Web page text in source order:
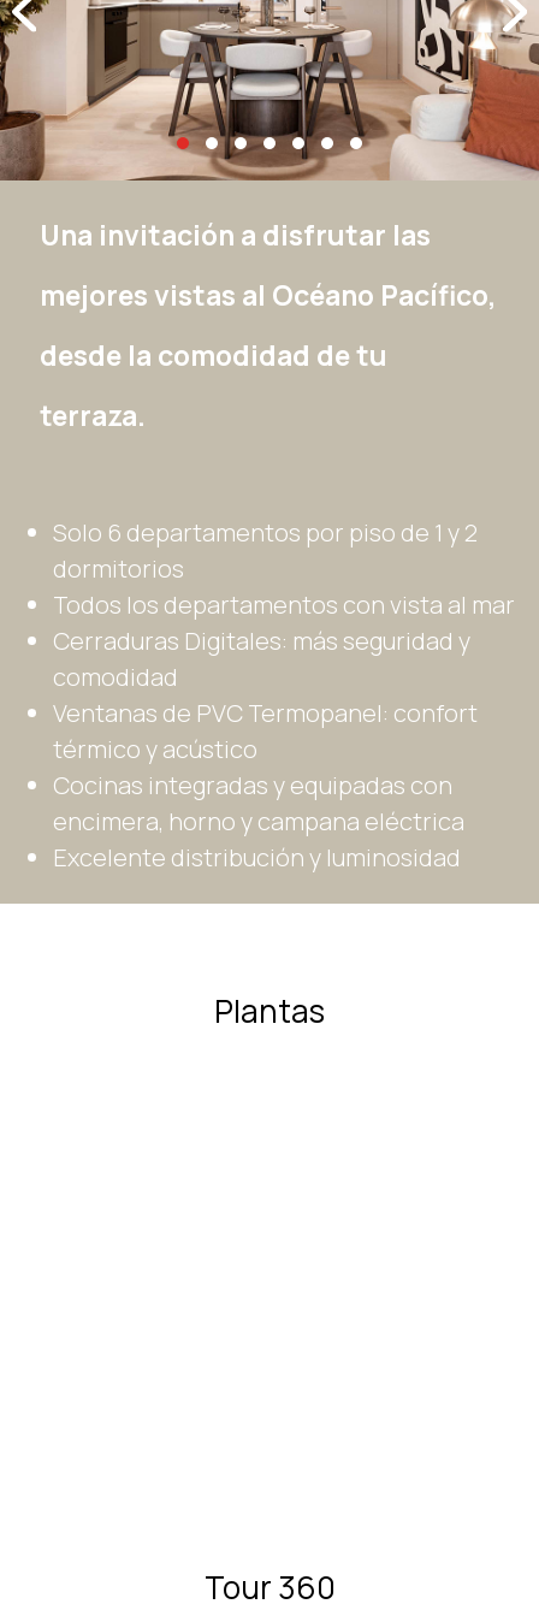
Una invitación a disfrutar las
mejores vistas al Océano Pacífico,
desde la comodidad de tu
terraza.
Solo 6 departamentos por piso de 1 y 2
dormitorios
Todos los departamentos con vista al mar
Cerraduras Digitales: más seguridad y
comodidad
Ventanas de PVC Termopanel: confort
térmico y acústico
Cocinas integradas y equipadas con
encimera, horno y campana eléctrica
Excelente distribución y luminosidad
Plantas
Tour 360